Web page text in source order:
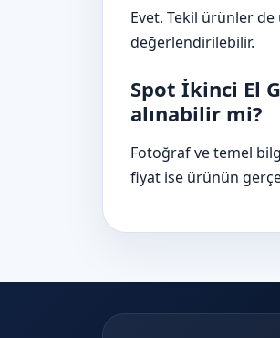
Evet. Tekil ürünler
değerlendirilebilir.
Spot İkinci El
alınabilir mi?
Fotoğraf ve temel
fiyat ise ürünün